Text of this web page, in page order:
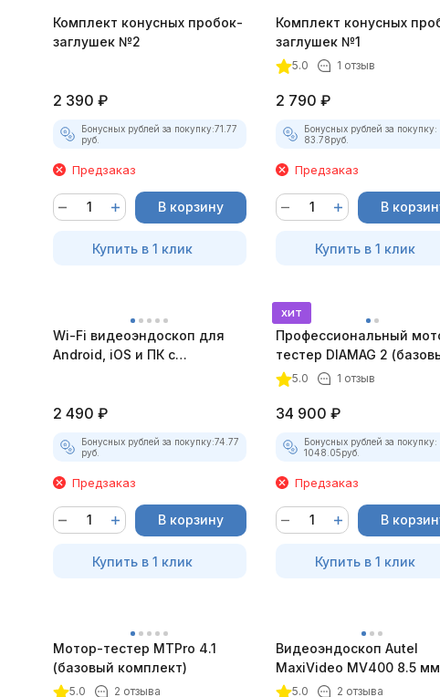
Комплект конусных пробок-
заглушек №2
2 390 ₽
Бонусных рублей за покупку:71.77
руб.
Предзаказ
В корзину
Купить в 1 клик
Комплект конусных
заглушек №1
5.0 1 отзыв
2 790 ₽
Бонусных рублей за покупку:
83.78руб.
Предзаказ
В
Купить в 1 клик
Wi-Fi видеоэндоскоп для
Android, iOS и ПК с
2 490 ₽
Бонусных рублей за покупку:74.77
руб.
Предзаказ
В корзину
Купить в 1 клик
хит
Профессиональный
тестер DIAMAG 2
комплект)
5.0 1 отзыв
34 900 ₽
Бонусных рублей за покупку:
1048.05руб.
Предзаказ
В
Купить в 1 клик
Мотор-тестер MTPro 4.1
(базовый комплект)
5.0 2 отзыва
Видеоэндоскоп Autel
MaxiVideo MV400 8.5 мм
5.0 2 отзыва